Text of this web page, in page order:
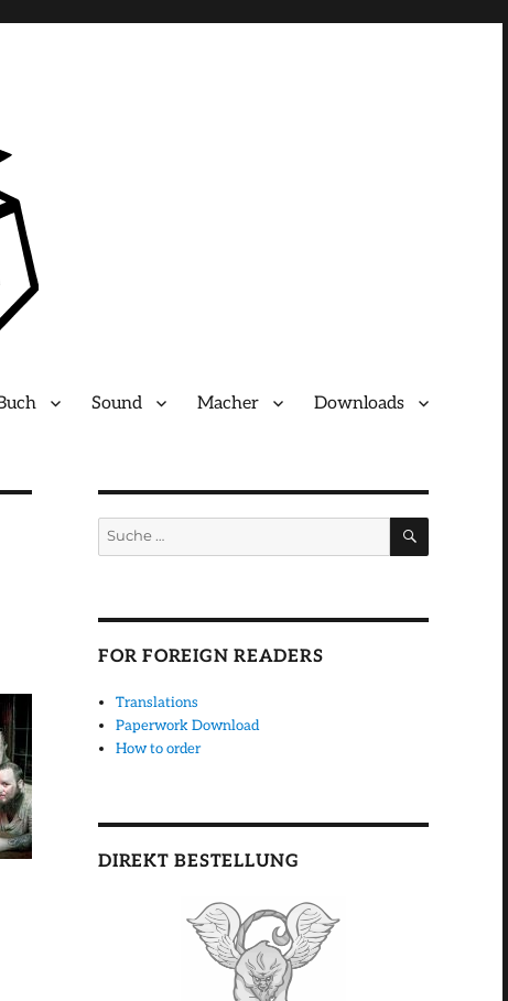
Sound Macher Downloads
Suche
SUCHEN
FOR FOREIGN READERS
Translations
Paperwork Download
How to order
DIREKT BESTELLUNG